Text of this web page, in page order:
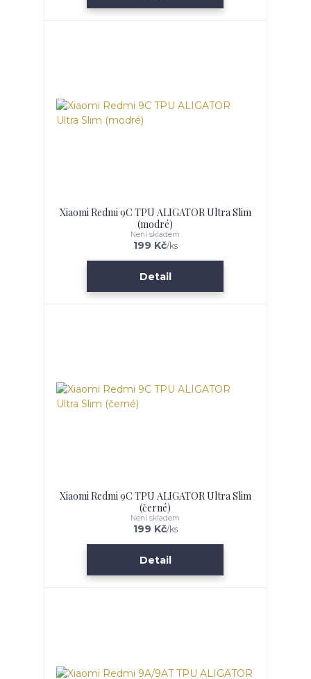
Xiaomi Redmi 9C TPU ALIGATOR Ultra Slim
(modré)
199 Kč/ks
Není skladem
Detail
Xiaomi Redmi 9C TPU ALIGATOR Ultra Slim
(černé)
199 Kč/ks
Není skladem
Detail